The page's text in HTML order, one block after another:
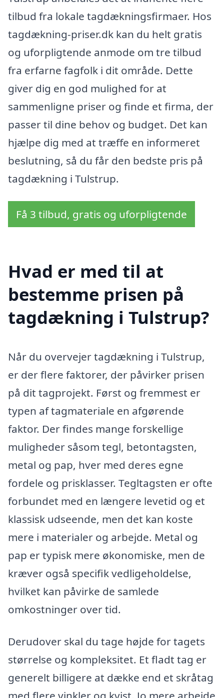
tilbud fra lokale tagdækningsfirmaer. Hos
tagdækning-priser.dk kan du helt gratis
og uforpligtende anmode om tre tilbud
fra erfarne fagfolk i dit område. Dette
giver dig en god mulighed for at
sammenligne priser og finde et firma, der
passer til dine behov og budget. Det kan
hjælpe dig med at træffe en informeret
beslutning, så du får den bedste pris på
tagdækning i Tulstrup.
Få 3 tilbud, gratis og uforpligtende
Hvad er med til at
bestemme prisen på
tagdækning i Tulstrup?
Når du overvejer tagdækning i Tulstrup,
er der flere faktorer, der påvirker prisen
på dit tagprojekt. Først og fremmest er
typen af tagmateriale en afgørende
faktor. Der findes mange forskellige
muligheder såsom tegl, betontagsten,
metal og pap, hver med deres egne
fordele og prisklasser. Tegltagsten er ofte
forbundet med en længere levetid og et
klassisk udseende, men det kan koste
mere i materialer og arbejde. Metal og
pap er typisk mere økonomiske, men de
kræver også specifik vedligeholdelse,
hvilket kan påvirke de samlede
omkostninger over tid.
Derudover skal du tage højde for tagets
størrelse og kompleksitet. Et fladt tag er
generelt billigere at dække end et skråtag